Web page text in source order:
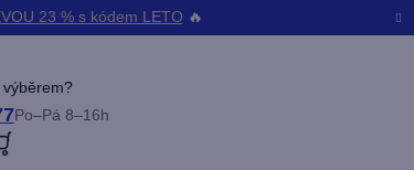
23 % s kódem LETO 🔥
Po–Pá 8–16h